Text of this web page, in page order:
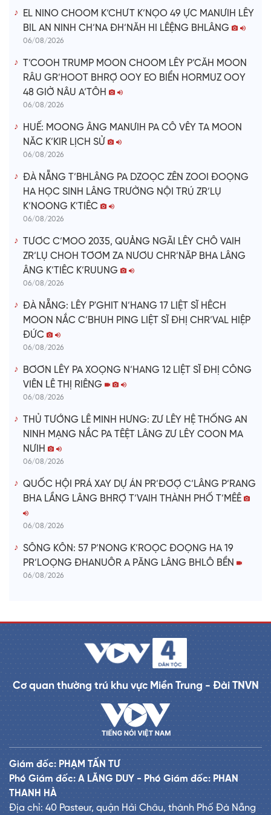
o
EL NINO CHOOM K’CHƯT K’NỌO 49 ỰC MANƯIH LÊY
BIL AN NINH CH’NA ĐH’NĂH HI LÊỆNG BHLÂNG
06/08/2026
T’COOH TRUMP MOON CHOOM LÊY P’CĂH MOON
RÂU GR’HOOT BHRỢ OOY EO BIỂN HORMUZ OOY
48 GIỜ NÂU A’TÔH
06/08/2026
HUẾ: MOONG ÂNG MANƯIH PA CÔ VÊY TA MOON
NĂC K’KIR LỊCH SỬ
06/08/2026
ĐÀ NẴNG T’BHLÂNG PA DZOỌC ZÊN ZOOI ĐOỌNG
HA HỌC SINH LÂNG TRƯỜNG NỘI TRÚ ZR’LỤ
K’NOONG K’TIÊC
06/08/2026
TƯƠC C’MOO 2035, QUẢNG NGÃI LÊY CHÔ VAIH
ZR’LỤ CHOH TƠƠM ZA NƯƠU CHR’NĂP BHA LÂNG
ÂNG K’TIÊC K’RUUNG
06/08/2026
ĐÀ NẴNG: LÊY P'GHIT N’HANG 17 LIỆT SĨ HÊCH
MOON NẮC C’BHUH PING LIỆT SĨ ĐHỊ CHR’VAL HIỆP
ĐỨC
06/08/2026
BƠƠN LÊY PA XOỌNG N’HANG 12 LIỆT SĨ ĐHỊ CÔNG
VIÊN LÊ THỊ RIÊNG
06/08/2026
THỦ TƯỚNG LÊ MINH HƯNG: ZƯ LÊY HỆ THỐNG AN
NINH MẠNG NẮC PA TÊỆT LÂNG ZƯ LÊY COON MA
NƯIH
06/08/2026
QUỐC HỘI PRÁ XAY DỰ ÁN PR’ĐƠỢ C’LÂNG P’RANG
BHA LẦNG LÂNG BHRỢ T’VAIH THÀNH PHỐ T’MÊÊ
06/08/2026
SÔNG KÔN: 57 P’NONG K’ROỌC ĐOỌNG HA 19
PR’LOỌNG ĐHANUÔR A PĂNG LÂNG BHLÔ BỀN
06/08/2026
Cơ quan thường trú khu vực Miền Trung - Đài TNVN
Giám đốc: PHẠM TẤN TƯ
Phó Giám đốc: A LĂNG DUY - Phó Giám đốc: PHAN
THANH HÀ
Địa chỉ: 40 Pasteur, quận Hải Châu, thành Phố Đà Nẵng